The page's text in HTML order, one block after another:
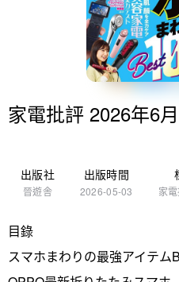
家電批評 2026年6
出版社
晉遊舎
出版時間
2026-05-03 家
目錄
スマホまわりの最強アイテム